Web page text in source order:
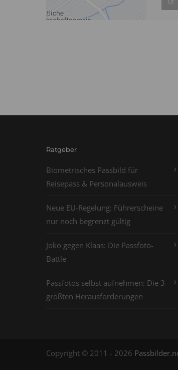
Ratgeber
Biometrisches Passbild für
Reisepass & Personalausweis
Neue EU-Regelung: Führerscheine
nur noch begrenzt gültig
Joko gegen Klaas: Die Passfoto-
Battle
Passfotos selbst aufnehmen: Die 3
größten Herausforderungen
Copyright © 2011 - 2026